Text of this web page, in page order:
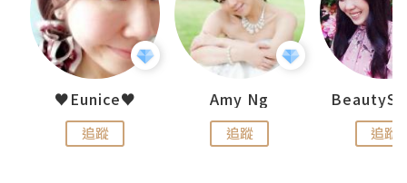
♥Eunice♥
追蹤
Amy Ng
追蹤 追蹤